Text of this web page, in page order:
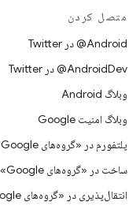
متصل کردن
Android@ در Twitter
AndroidDev@ در Twitter
وبلاگ Android
وبلاگ امنیت Google
پلتفورم در «گروه‌های Google»
ساخت در «گروه‌های Google»
انتقال‌پذیری در «گروه‌های Google»